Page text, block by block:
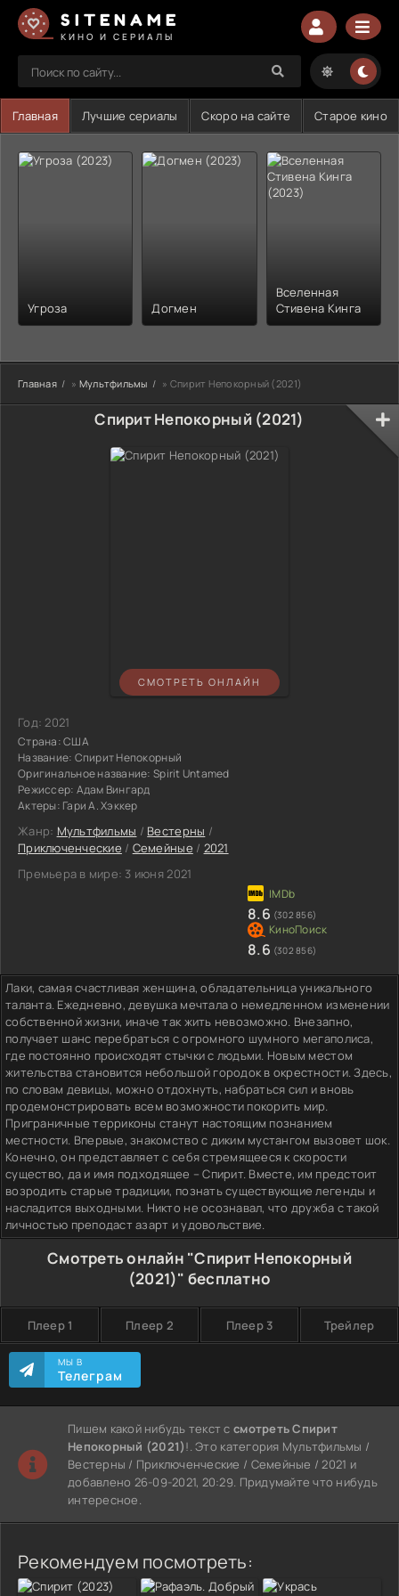
SITENAME
КИНО И СЕРИАЛЫ
Главная Лучшие сериалы Скоро на сайте Старое кино
Угроза Догмен
Вселенная
Стивена Кинга
Главная » Мультфильмы » Спирит Непокорный (2021)
Спирит Непокорный (2021)
СМОТРЕТЬ ОНЛАЙН
Год:2021
Страна:США
Название: Спирит Непокорный
Оригинальное название: Spirit Untamed
Режиссер: Адам Вингард
Актеры: Гари А. Хэккер
Жанр: Мультфильмы / Вестерны /
Приключенческие / Семейные / 2021
Премьера в мире: 3 июня 2021
8.6 (302 856)
8.6 (302 856)
Лаки, самая счастливая женщина, обладательница уникального
таланта. Ежедневно, девушка мечтала о немедленном изменении
собственной жизни, иначе так жить невозможно. Внезапно,
получает шанс перебраться с огромного шумного мегаполиса,
где постоянно происходят стычки с людьми. Новым местом
жительства становится небольшой городок в окрестности. Здесь,
по словам девицы, можно отдохнуть, набраться сил и вновь
продемонстрировать всем возможности покорить мир.
Приграничные терриконы станут настоящим познанием
местности. Впервые, знакомство с диким мустангом вызовет шок.
Конечно, он представляет с себя стремящееся к скорости
существо, да и имя подходящее – Спирит. Вместе, им предстоит
возродить старые традиции, познать существующие легенды и
насладится выходными. Никто не осознавал, что дружба с такой
личностью преподаст азарт и удовольствие.
Смотреть онлайн "Спирит Непокорный
(2021)" бесплатно
Плеер 1 Плеер 2 Плеер 3 Трейлер
МЫ В
Телеграм
Пишем какой нибудь текст ссмотреть Спирит
Непокорный (2021)!. Это категория Мультфильмы /
Вестерны / Приключенческие / Семейные / 2021 и
добавлено 26-09-2021, 20:29. Придумайте что нибудь
интересное.
Рекомендуем посмотреть: